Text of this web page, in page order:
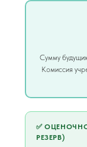
Сумму
Комиссия
✅
РЕЗЕРВ)